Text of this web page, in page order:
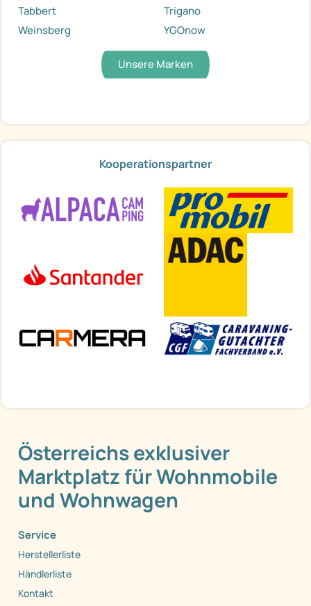
Tabbert
Trigano
Weinsberg
YGOnow
Unsere Marken
Kooperationspartner
Österreichs exklusiver
Marktplatz für Wohnmobile
und Wohnwagen
Service
Herstellerliste
Händlerliste
Kontakt